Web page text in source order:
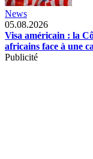
News
05.08.2026
Visa américain : la
africains face à une
Publicité